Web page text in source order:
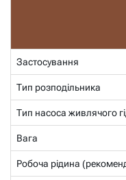
Застосування
Тип розподільника
Тип насоса живлячого
Вага
Робоча рідина